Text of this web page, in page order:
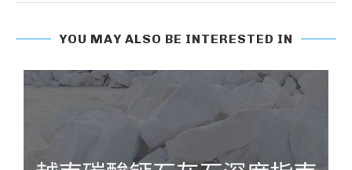
YOU MAY ALSO BE INTERESTED IN